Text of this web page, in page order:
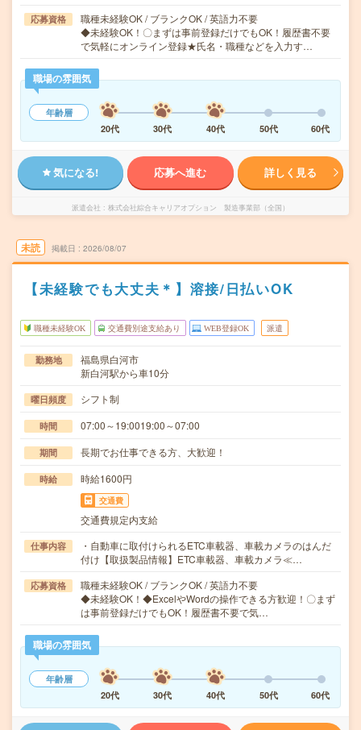
応募資格
職種未経験OK / ブランクOK / 英語力不要
◆未経験OK！〇まずは事前登録だけでもOK！履歴書不要
で気軽にオンライン登録★氏名・職種などを入力す…
職場の雰囲気
年齢層
20代
30代 40代 50代 60代
気になる! 応募へ進む 詳しく見る
派遣会社 株式会社綜合キャリアオプション 製造事業部（全国）
未読 掲載日 2026/08/07
【未経験でも大丈夫＊】溶接/日払いOK
職種未経験OK 交通費別途支給あり WEB登録OK 派遣
勤務地
福島県白河市
新白河駅から車10分
曜日頻度 シフト制
時間 07:00～19:0019:00～07:00
期間 長期でお仕事できる方、大歓迎！
時給 時給1600円
交通費
交通費規定内支給
仕事内容
・自動車に取付けられるETC車載器、車載カメラのはんだ
付け【取扱製品情報】ETC車載器、車載カメラ≪…
応募資格
職種未経験OK / ブランクOK / 英語力不要
◆未経験OK！◆ExcelやWordの操作できる方歓迎！〇まず
は事前登録だけでもOK！履歴書不要で気…
職場の雰囲気
年齢層
20代
30代 40代 50代 60代